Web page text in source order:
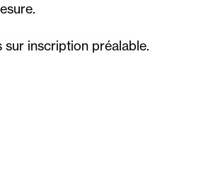
inscription préalable.